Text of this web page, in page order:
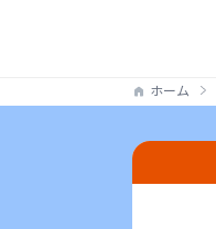
ホーム